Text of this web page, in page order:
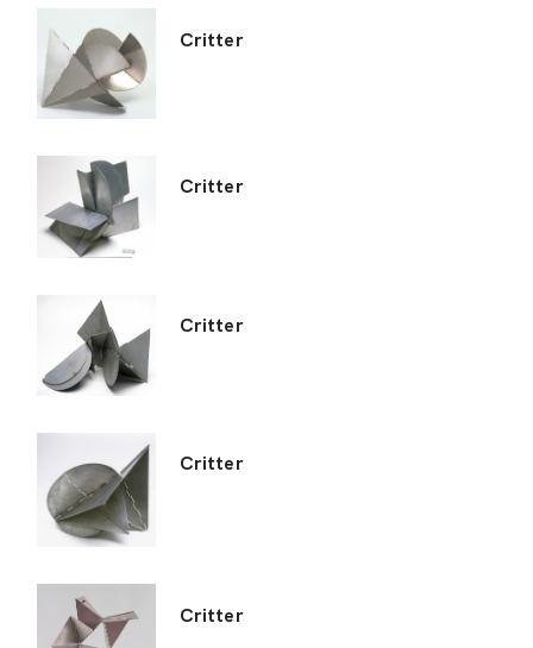
Critter
Critter
Critter
Critter
Critter